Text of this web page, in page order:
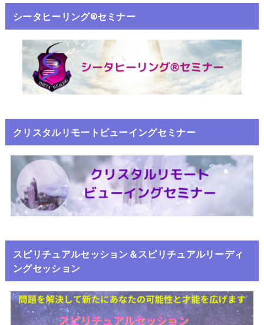
シータヒーリング®️セミナー
クリスタルリモートビューイングセミナー
スピリチュアルセッション＆スピリチュアルリーディ
ングセッション